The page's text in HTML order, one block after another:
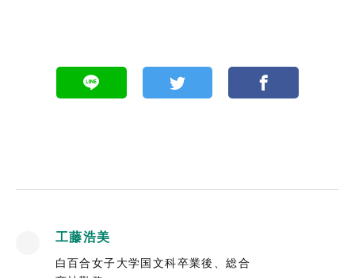
工藤浩美
白百合女子大学国文科卒業後、総合